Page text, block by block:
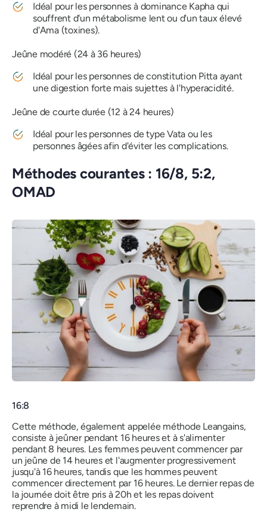
Idéal pour les personnes à dominance Kapha qui
souffrent d'un métabolisme lent ou d'un taux élevé
d'Ama (toxines).
Jeûne modéré (24 à 36 heures)
Idéal pour les personnes de constitution Pitta ayant
une digestion forte mais sujettes à l'hyperacidité.
Jeûne de courte durée (12 à 24 heures)
Idéal pour les personnes de type Vata ou les
personnes âgées afin d'éviter les complications.
Méthodes courantes : 16/8, 5:2,
OMAD
16:8
Cette méthode, également appelée méthode Leangains,
consiste à jeûner pendant 16 heures et à s'alimenter
pendant 8 heures. Les femmes peuvent commencer par
un jeûne de 14 heures et l'augmenter progressivement
jusqu'à 16 heures, tandis que les hommes peuvent
commencer directement par 16 heures. Le dernier repas de
la journée doit être pris à 20h et les repas doivent
reprendre à midi le lendemain.